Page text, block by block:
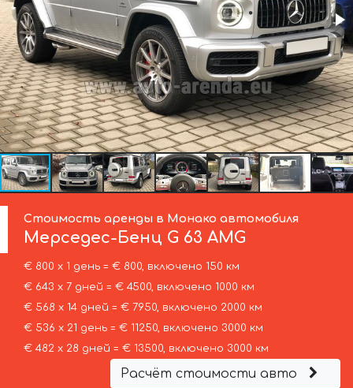
Стоимость аренды в Монако автомобиля
Мерседес-Бенц G 63 AMG
€ 800 х 1 день = € 800, включено 150 км
€ 643 х 7 дней = € 4500, включено 1000 км
€ 568 х 14 дней = € 7950, включено 2000 км
€ 536 х 21 день = € 11250, включено 3000 км
€ 482 х 28 дней = € 13500, включено 3000 км
Расчёт стоимости авто